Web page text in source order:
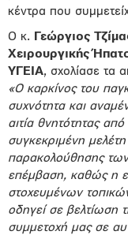
κέντρα που
Ο κ. Γεώργιος
Χειρουργικής
ΥΓΕΙΑ, σχολίασε τα
«Ο καρκίνος του
συχνότητα και
αιτία θνητότητας από
συγκεκριμένη
παρακολούθησης
επέμβαση, καθώς η
στοχευμένων
οδηγεί σε βελτίωση
συμμετοχή μας σε